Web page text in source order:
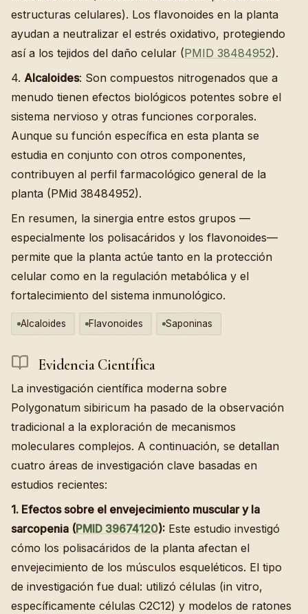
estructuras celulares). Los flavonoides en la planta
ayudan a neutralizar el estrés oxidativo, protegiendo
así a los tejidos del daño celular (PMID 38484952).
4. Alcaloides: Son compuestos nitrogenados que a
menudo tienen efectos biológicos potentes sobre el
sistema nervioso y otras funciones corporales.
Aunque su función específica en esta planta se
estudia en conjunto con otros componentes,
contribuyen al perfil farmacológico general de la
planta (PMid 38484952).
En resumen, la sinergia entre estos grupos —
especialmente los polisacáridos y los flavonoides—
permite que la planta actúe tanto en la protección
celular como en la regulación metabólica y el
fortalecimiento del sistema inmunológico.
Alcaloides Flavonoides Saponinas
Evidencia Científica
La investigación científica moderna sobre
Polygonatum sibiricum ha pasado de la observación
tradicional a la exploración de mecanismos
moleculares complejos. A continuación, se detallan
cuatro áreas de investigación clave basadas en
estudios recientes:
1. Efectos sobre el envejecimiento muscular y la
sarcopenia (PMID 39674120): Este estudio investigó
cómo los polisacáridos de la planta afectan el
envejecimiento de los músculos esqueléticos. El tipo
de investigación fue dual: utilizó células (in vitro,
específicamente células C2C12) y modelos de ratones